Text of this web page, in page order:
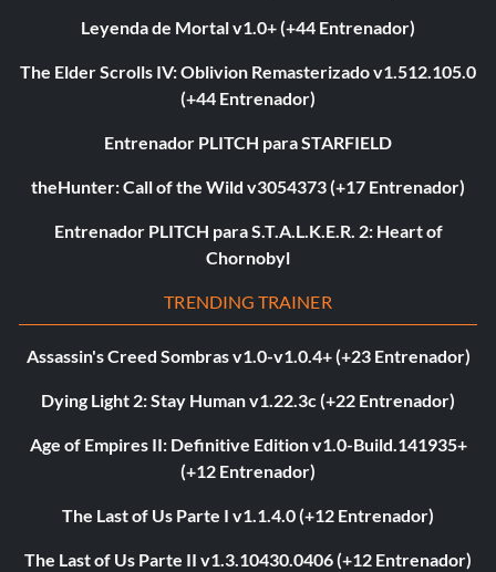
Leyenda de Mortal v1.0+ (+44 Entrenador)
The Elder Scrolls IV: Oblivion Remasterizado v1.512.105.0
(+44 Entrenador)
Entrenador PLITCH para STARFIELD
theHunter: Call of the Wild v3054373 (+17 Entrenador)
Entrenador PLITCH para S.T.A.L.K.E.R. 2: Heart of
Chornobyl
TRENDING TRAINER
Assassin's Creed Sombras v1.0-v1.0.4+ (+23 Entrenador)
Dying Light 2: Stay Human v1.22.3c (+22 Entrenador)
Age of Empires II: Definitive Edition v1.0-Build.141935+
(+12 Entrenador)
The Last of Us Parte I v1.1.4.0 (+12 Entrenador)
The Last of Us Parte II v1.3.10430.0406 (+12 Entrenador)